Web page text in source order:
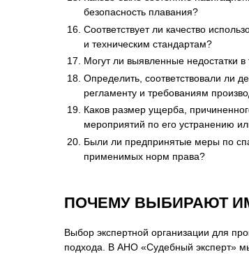
безопасность плавания?
Соответствует ли качество
и техническим стандартам?
Могут ли выявленные недостатки
Определить, соответствовали ли
регламенту и требованиям
Каков размер ущерба,
мероприятий по его устранению
Были ли предпринятые меры по
применимых норм права?
ПОЧЕМУ ВЫБИРАЮТ
Выбор экспертной организации для
подхода. В АНО «Судебный эксперт»